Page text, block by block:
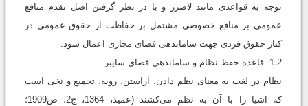
توجه به قواعدی مانند لاضرر و با در نظر گرفتن اصل تقدم منافع
عمومی بر منافع خصوصی مشتمل بر حفاظت از حقوق عمومی در
کنار حقوق فردی جهت ساماندهی فضای مجازی اعمال شود.
2ـ1. قاعدة حفظ نظام و ساماندهی فضای سایبر
نظام در لغت به معنای نظم دادن، آراستن، رویه، تجمیع و نخی است
که اشیا را با آن به نظم می‌کشند (عمید، 1364، ج2، ص1909؛